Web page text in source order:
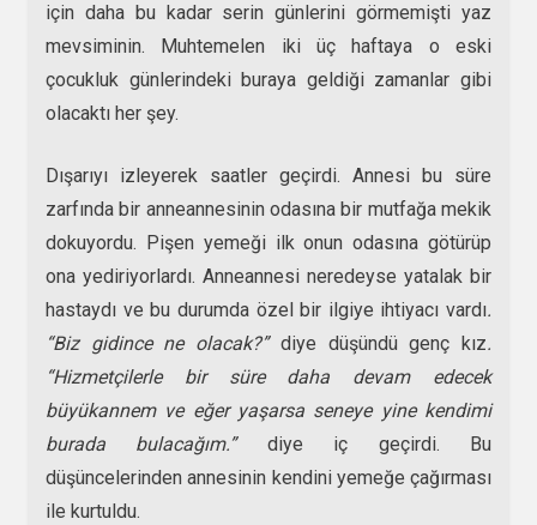
için daha bu kadar serin günlerini görmemişti yaz
mevsiminin. Muhtemelen iki üç haftaya o eski
çocukluk günlerindeki buraya geldiği zamanlar gibi
olacaktı her şey.
Dışarıyı izleyerek saatler geçirdi. Annesi bu süre
zarfında bir anneannesinin odasına bir mutfağa mekik
dokuyordu. Pişen yemeği ilk onun odasına götürüp
ona yediriyorlardı. Anneannesi neredeyse yatalak bir
hastaydı ve bu durumda özel bir ilgiye ihtiyacı vardı.
“Biz gidince ne olacak?”diye düşündü genç kız.
“Hizmetçilerle bir süre daha devam edecek
büyükannem ve eğer yaşarsa seneye yine kendimi
burada bulacağım.”diye iç geçirdi. Bu
düşüncelerinden annesinin kendini yemeğe çağırması
ile kurtuldu.